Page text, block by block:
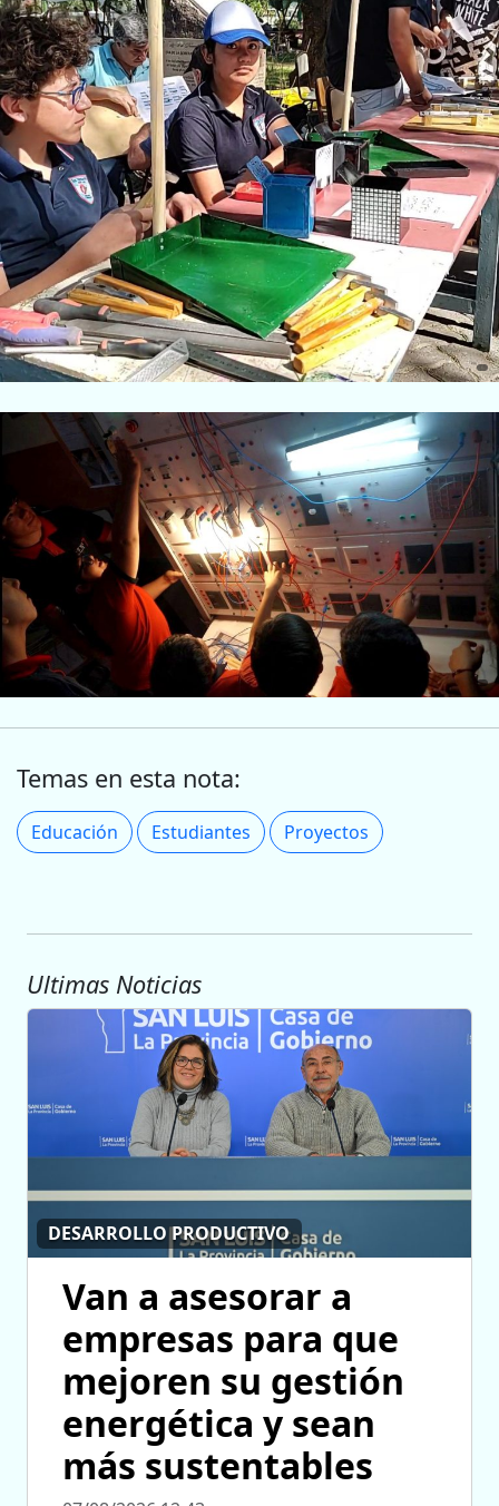
Temas en esta nota:
Educación Estudiantes Proyectos
Ultimas Noticias
DESARROLLO PRODUCTIVO
Van a asesorar a
empresas para que
mejoren su gestión
energética y sean
más sustentables